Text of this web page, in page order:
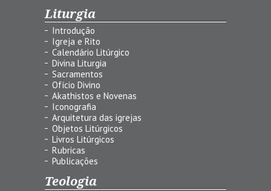
Liturgia
Introdução
Igreja e Rito
Calendário Litúrgico
Divina Liturgia
Sacramentos
Ofício Divino
Akathistos e Novenas
Iconografia
Arquitetura das igrejas
Objetos Litúrgicos
Livros Litúrgicos
Rubricas
Publicações
Teologia